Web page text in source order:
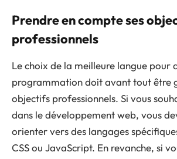
Prendre en compte ses
professionnels
Le choix de la meilleure langue pour
programmation doit avant tout être
objectifs professionnels. Si vous
dans le développement web, vous
orienter vers des langages
CSS ou JavaScript. En revanche, si